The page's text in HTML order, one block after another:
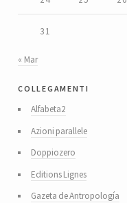
31
« Mar
collegamenti
Alfabeta2
Azioni parallele
Doppiozero
Editions Lignes
Gazeta de Antropología